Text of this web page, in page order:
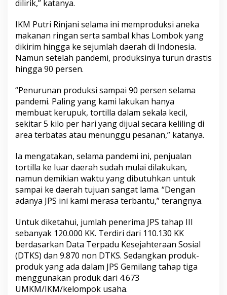
dilirik,” katanya.
IKM Putri Rinjani selama ini memproduksi aneka
makanan ringan serta sambal khas Lombok yang
dikirim hingga ke sejumlah daerah di Indonesia.
Namun setelah pandemi, produksinya turun drastis
hingga 90 persen.
“Penurunan produksi sampai 90 persen selama
pandemi. Paling yang kami lakukan hanya
membuat kerupuk, tortilla dalam sekala kecil,
sekitar 5 kilo per hari yang dijual secara keliling di
area terbatas atau menunggu pesanan,” katanya.
Ia mengatakan, selama pandemi ini, penjualan
tortilla ke luar daerah sudah mulai dilakukan,
namun demikian waktu yang dibutuhkan untuk
sampai ke daerah tujuan sangat lama. “Dengan
adanya JPS ini kami merasa terbantu,” terangnya.
Untuk diketahui, jumlah penerima JPS tahap III
sebanyak 120.000 KK. Terdiri dari 110.130 KK
berdasarkan Data Terpadu Kesejahteraan Sosial
(DTKS) dan 9.870 non DTKS. Sedangkan produk-
produk yang ada dalam JPS Gemilang tahap tiga
menggunakan produk dari 4.673
UMKM/IKM/kelompok usaha.